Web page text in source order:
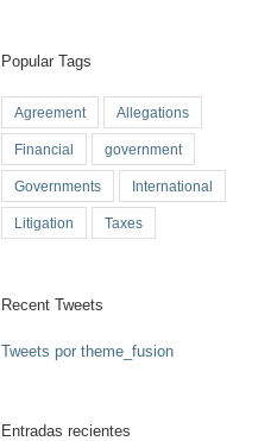
Popular Tags
Agreement Allegations
Financial government
Governments International
Litigation Taxes
Recent Tweets
Tweets por theme_fusion
Entradas recientes